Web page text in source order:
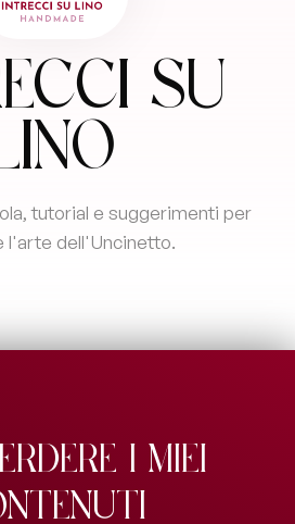
su
tutorial e suggerimenti per
l'arte dell'Uncinetto.
i miei